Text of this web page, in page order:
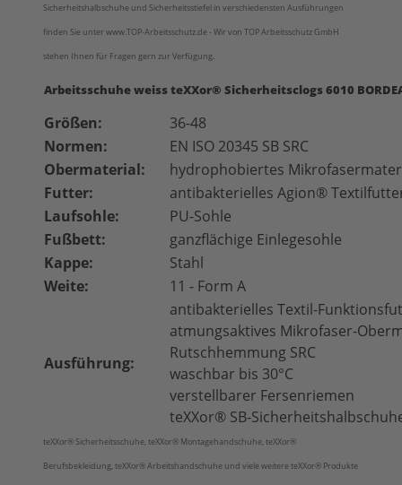
Sicherheitshalbschuhe und Sicherheitsstiefel in verschiedensten Ausführungen
finden Sie unter www.TOP-Arbeitsschutz.de - Wir von TOP Arbeitsschutz GmbH
stehen Ihnen für Fragen gern zur Verfügung.
Arbeitsschuhe weiss teXXor® Sicherheitsclogs 6010
Größen:
36-48
Normen:
EN ISO 20345 SB SRC
Obermaterial:
hydrophobiertes
Futter:
antibakterielles Agion®
Laufsohle:
PU-Sohle
Fußbett:
ganzflächige Einlegesohle
Kappe:
Stahl
Weite:
11 - Form A
Ausführung:
antibakterielles Textil-
atmungsaktives Mikrofaser-
Rutschhemmung SRC
waschbar bis 30°C
verstellbarer Fersenriemen
teXXor® SB-
teXXor® Sicherheitsschuhe, teXXor® Montagehandschuhe, teXXor®
Berufsbekleidung, teXXor® Arbeitshandschuhe und viele weitere teXXor® Produkte